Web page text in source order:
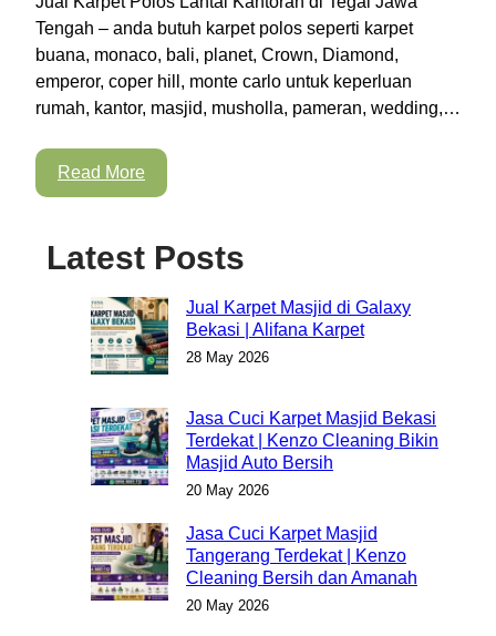
Tengah – anda butuh karpet polos seperti karpet
buana, monaco, bali, planet, Crown, Diamond,
emperor, coper hill, monte carlo untuk keperluan
rumah, kantor, masjid, musholla, pameran, wedding,…
Read More
Latest Posts
Jual Karpet Masjid di Galaxy
Bekasi | Alifana Karpet
28 May 2026
Jasa Cuci Karpet Masjid Bekasi
Terdekat | Kenzo Cleaning Bikin
Masjid Auto Bersih
20 May 2026
Jasa Cuci Karpet Masjid
Tangerang Terdekat | Kenzo
Cleaning Bersih dan Amanah
20 May 2026